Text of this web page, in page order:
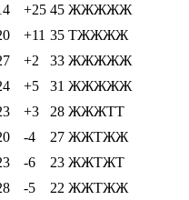
+25 45 ЖЖЖЖЖ
+11 35 ТЖЖЖЖ
+2 33 ЖЖЖЖЖ
+5 31 ЖЖЖЖЖ
+3 28 ЖЖЖТТ
-4 27 ЖЖТЖЖ
-6 23 ЖЖТЖТ
-5 22 ЖЖТЖЖ